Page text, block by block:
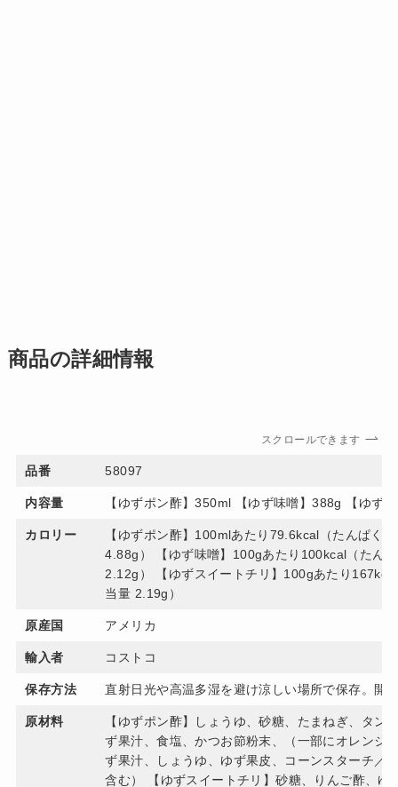
商品の詳細情報
スクロールできます
品番 58097
内容量 【ゆずポン酢】350ml 【ゆず味噌】388g 【ゆず
カロリー
【ゆずポン酢】100mlあたり79.6kcal（たんぱく
4.88g） 【ゆず味噌】100gあたり100kcal（たん
2.12g） 【ゆずスイートチリ】100gあたり
当量 2.19g）
原産国 アメリカ
輸入者 コストコ
保存方法 直射日光や高温多湿を避け涼しい場所で保存。開
原材料
【ゆずポン酢】しょうゆ、砂糖、たまねぎ、タ
ず果汁、食塩、かつお節粉末、（一部にオレンジ
ず果汁、しょうゆ、ゆず果皮、コーンスターチ／
含む） 【ゆずスイートチリ】砂糖、りんご酢、